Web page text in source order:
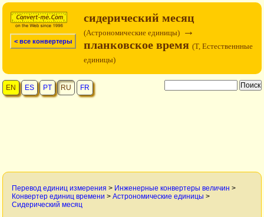
< все конвертеры
сидерический месяц
(Астрономические единицы) →
планковское время (T, Естественнные
единицы)
EN ES PT RU FR
Перевод единиц измерения > Инженерные конвертеры величин >
Конвертер единиц времени > Астрономические единицы >
Сидерический месяц